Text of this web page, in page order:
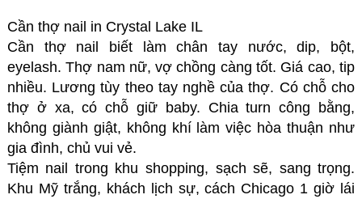
Cần thợ nail in Crystal Lake IL
Cần thợ nail biết làm chân tay nước, dip, bột,
eyelash. Thợ nam nữ, vợ chồng càng tốt. Giá cao, tip
nhiều. Lương tùy theo tay nghề của thợ. Có chỗ cho
thợ ở xa, có chỗ giữ baby. Chia turn công bằng,
không giành giật, không khí làm việc hòa thuận như
gia đình, chủ vui vẻ.
Tiệm nail trong khu shopping, sạch sẽ, sang trọng.
Khu Mỹ trắng, khách lịch sự, cách Chicago 1 giờ lái